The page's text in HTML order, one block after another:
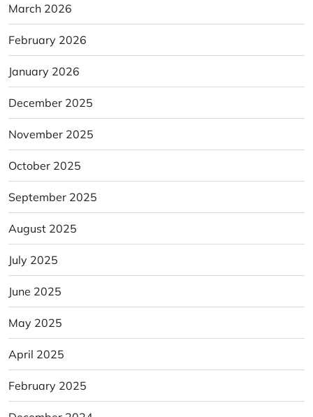
March 2026
February 2026
January 2026
December 2025
November 2025
October 2025
September 2025
August 2025
July 2025
June 2025
May 2025
April 2025
February 2025